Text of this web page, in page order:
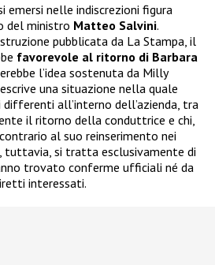
emersi nelle indiscrezioni figura
del ministro Matteo Salvini.
pubblicata da La Stampa, il
favorevole al ritorno di Barbara
l’idea sostenuta da Milly
una situazione nella quale
all’interno dell’azienda, tra
il ritorno della conduttrice e chi,
al suo reinserimento nei
tuttavia, si tratta esclusivamente di
trovato conferme ufficiali né da
interessati.